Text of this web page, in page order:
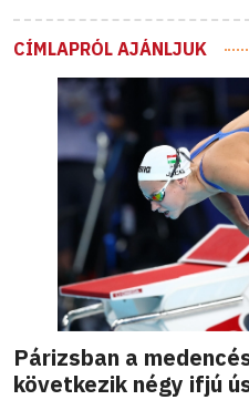
CÍMLAPRÓL AJÁNLJUK
Párizsban a
következik négy ifjú